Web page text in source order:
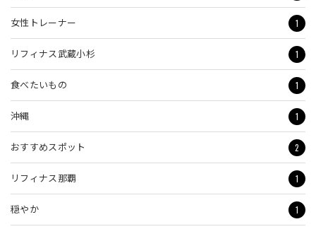
女性トレーナー 1
リフィナス武蔵小杉 1
食べたいもの 1
沖縄 1
おすすめスポット 2
リフィナス那覇 1
穏やか 1